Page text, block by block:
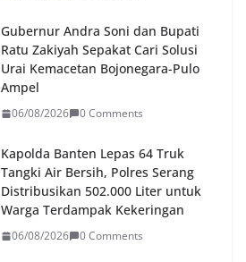
Gubernur Andra Soni dan Bupati
Ratu Zakiyah Sepakat Cari Solusi
Urai Kemacetan Bojonegara-Pulo
Ampel
06/08/2026 0 Comments
Kapolda Banten Lepas 64 Truk
Tangki Air Bersih, Polres Serang
Distribusikan 502.000 Liter untuk
Warga Terdampak Kekeringan
06/08/2026 0 Comments